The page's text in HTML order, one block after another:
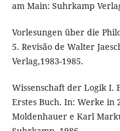
am Main: Suhrkamp
Vorlesungen über die
5. Revisão de Walter
Verlag,1983-1985.
Wissenschaft der Logik I.
Erstes Buch. In: Werke in
Moldenhauer e Karl